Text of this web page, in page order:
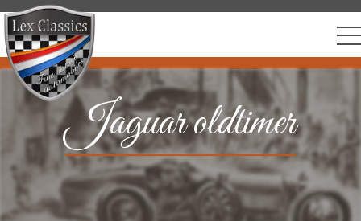
Jaguar oldtimer